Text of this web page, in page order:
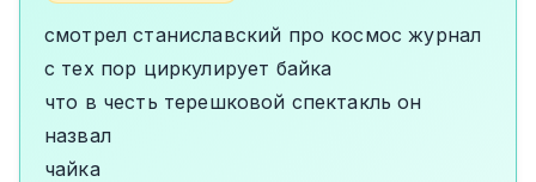
смотрел станиславский про космос журнал
с тех пор циркулирует байка
что в честь терешковой спектакль он
назвал
чайка